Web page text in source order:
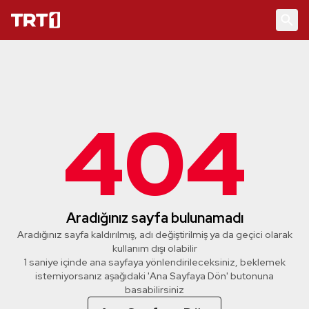
404
Aradığınız sayfa bulunamadı
Aradığınız sayfa kaldırılmış, adı değiştirilmiş ya da geçici olarak
kullanım dışı olabilir
1 saniye içinde ana sayfaya yönlendirileceksiniz, beklemek
istemiyorsanız aşağıdaki 'Ana Sayfaya Dön' butonuna
basabilirsiniz